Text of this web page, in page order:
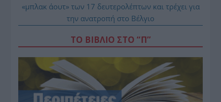
«μπλακ άουτ» των 17 δευτερολέπτων και τρέχει για
την ανατροπή στο Βέλγιο
ΤΟ ΒΙΒΛΙΟ ΣΤΟ “Π”